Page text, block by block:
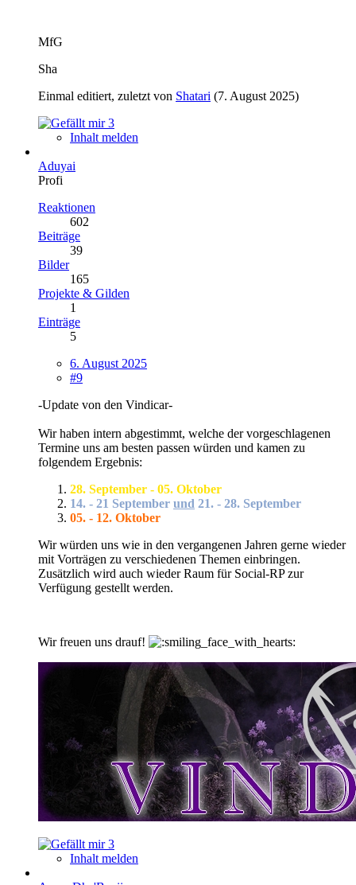
MfG
Sha
Einmal editiert, zuletzt von Shatari (7. August 2025)
3
Inhalt melden
Aduyai
Profi
Reaktionen
602
Beiträge
39
Bilder
165
Projekte & Gilden
1
Einträge
5
6. August 2025
#9
-Update von den Vindicar-
Wir haben intern abgestimmt, welche der vorgeschlagenen
Termine uns am besten passen würden und kamen zu
folgendem Ergebnis:
28. September - 05. Oktober
14. - 21 September und 21. - 28. September
05. - 12. Oktober
Wir würden uns wie in den vergangenen Jahren gerne wieder
mit Vorträgen zu verschiedenen Themen einbringen.
Zusätzlich wird auch wieder Raum für Social-RP zur
Verfügung gestellt werden.
Wir freuen uns drauf!
3
Inhalt melden